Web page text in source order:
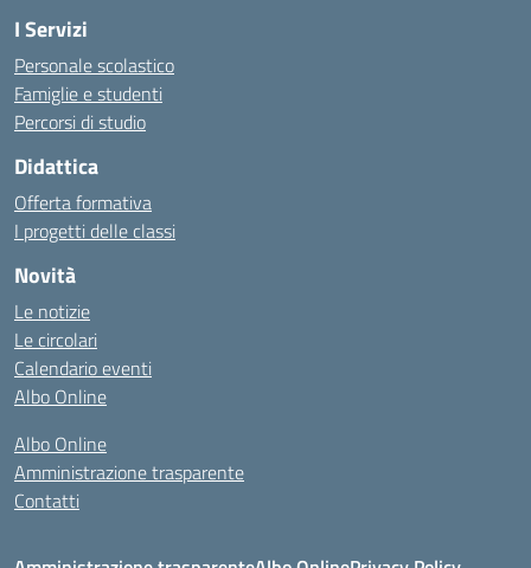
I Servizi
Personale scolastico
Famiglie e studenti
Percorsi di studio
Didattica
Offerta formativa
I progetti delle classi
Novità
Le notizie
Le circolari
Calendario eventi
Albo Online
Albo Online
Amministrazione trasparente
Contatti